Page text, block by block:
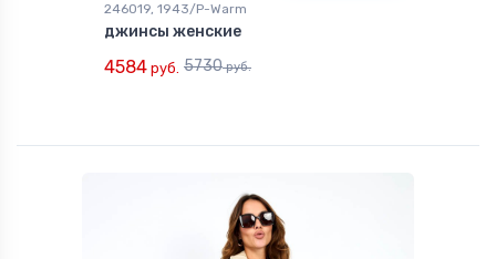
246019, 1943/P-Warm
джинсы женские
4584 руб. 5730руб.